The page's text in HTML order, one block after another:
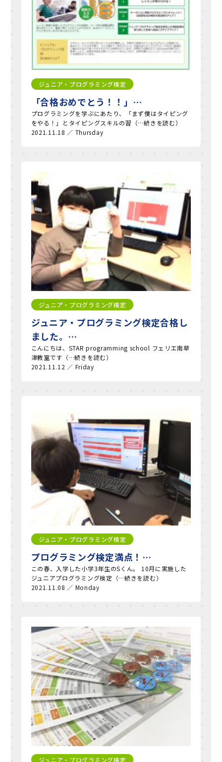
ジュニア・プログラミング検定
「合格おめでとう！！」…
プログラミングを学ぶにあたり、「まず僕はタイピング
をやる！」とタイピングスキルの習（…続きを読む）
2021.11.18 ／ Thursday
ジュニア・プログラミング検定
ジュニア・プログラミング検定合格し
ました。…
こんにちは、STAR programming school フェリエ南草
津教室です（…続きを読む）
2021.11.12 ／ Friday
ジュニア・プログラミング検定
プログラミング検定満点！…
この春、入学した小学3年生のSくん。 10月に実施した
ジュニアプログラミング検定（…続きを読む）
2021.11.08 ／ Monday
ジュニア・プログラミング検定